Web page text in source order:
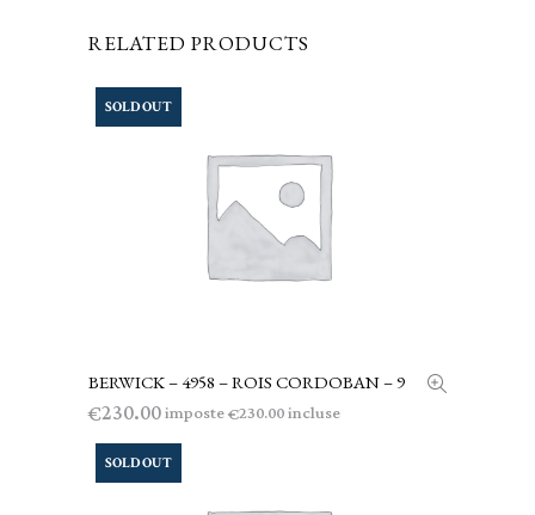
RELATED PRODUCTS
SOLD OUT
LEGGI TUTTO
BERWICK – 4958 – ROIS CORDOBAN – 9
€230.00imposte€230.00incluse
SOLD OUT